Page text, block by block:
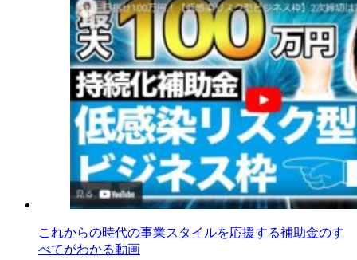
これからの時代の事業スタイルを応援する補助金のす
べてがわかる動画